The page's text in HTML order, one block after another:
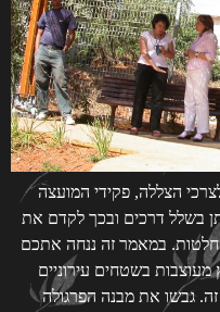
הצללה, פקידי המועצה
בשלל דרכים ובכך לקדם את
במאמר זה ננחה אתכם
מעוצבות בשטחים עירוניים
גבשו את מבנה הפרגולה